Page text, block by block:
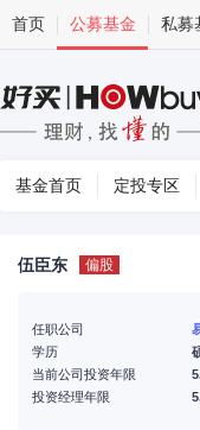
首页 公募基金 私募
基金首页 定投专区
伍臣东 偏股
任职公司
学历
当前公司投资年限
投资经理年限